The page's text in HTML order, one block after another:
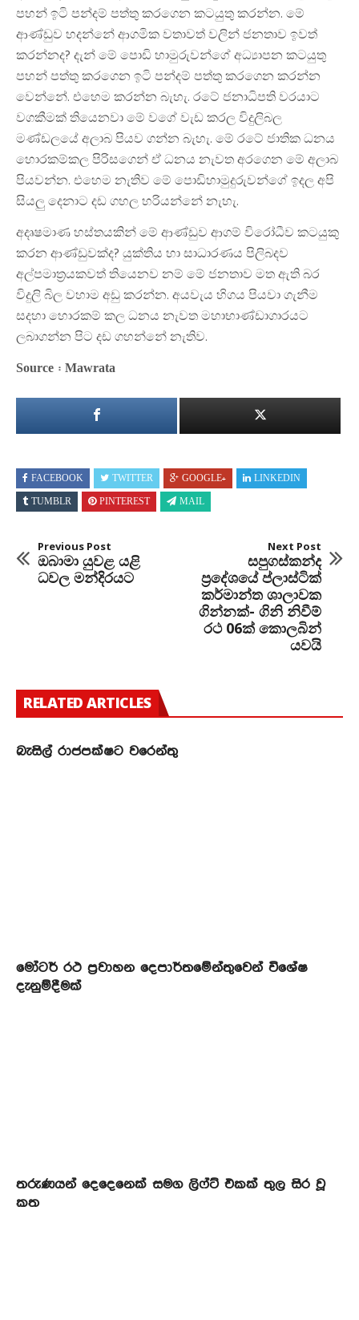
පහන් ඉටි පන්දම් පත්තු කරගෙන කටයුතු කරන්න. මේ
ආණ්ඩුව හදන්නේ ආගමික වතාවත් වලින් ජනතාව ඉවත්
කරන්නද? දැන් මේ පොඩි හාමුරුවන්ගේ අධ්‍යාපන කටයුතු
පහන් පත්තු කරගෙන ඉටි පන්දම් පත්තු කරගෙන කරන්න
වෙන්නේ. එහෙම කරන්න බැහැ. රටේ ජනාධිපති වරයාට
වගකීමක් තියෙනවා මේ වගේ වැඩ කරල විදුලිබල
මණ්ඩලයේ අලාබ පියව ගන්න බැහැ. මේ රටේ ජාතික ධනය
හොරකම්කල පිරිසගෙන් ඒ ධනය නැවත අරගෙන මේ අලාබ
පියවන්න. එහෙම නැතිව මේ පොඩිහාමුදුරුවන්ගේ ඉදල අපි
සියලු දෙනාට දඩ ගහල හරියන්නේ නැහැ.
අදෘෂමාණ හස්තයකින් මේ ආණ්ඩුව ආගම් විරෝධීව කටයුකු
කරන ආණ්ඩුවක්ද? යුක්තිය හා සාධාරණය පිලිබදව
අල්පමාත්‍රයකවත් තියෙනව නම් මේ ජනතාව මත ඇති බර
විදුලි බිල වහාම අඩු කරන්න. අයවැය හිගය පියවා ගැනීම
සදහා හොරකම් කල ධනය නැවත මහාභාණ්ඩාගාරයට
ලබාගන්න පිට දඩ ගහන්නේ නැතිව.
Source : Mawrata
FACEBOOK TWITTER GOOGLE+ LINKEDIN
TUMBLR PINTEREST MAIL
Previous Post
ඔබාමා යුවළ යළි
ධවල මන්දිරයට
Next Post
සපුගස්කන්ද
ප්‍රදේශයේ ප්ලාස්ටික්
කර්මාන්ත ශාලාවක
ගින්නක්- ගිනි නිවීම්
රථ 06ක් කොලබින්
යවයි
RELATED ARTICLES
බැසිල් රාජපක්ෂට වරෙන්තු
මෝටර් රථ ප්‍රවාහන දෙපාර්තමේන්තුවෙන් විශේෂ
දැනුම්දීමක්
තරුණයන් දෙදෙනෙක් සමග ලිෆ්ට් එකක් තුල සිර වූ
කත